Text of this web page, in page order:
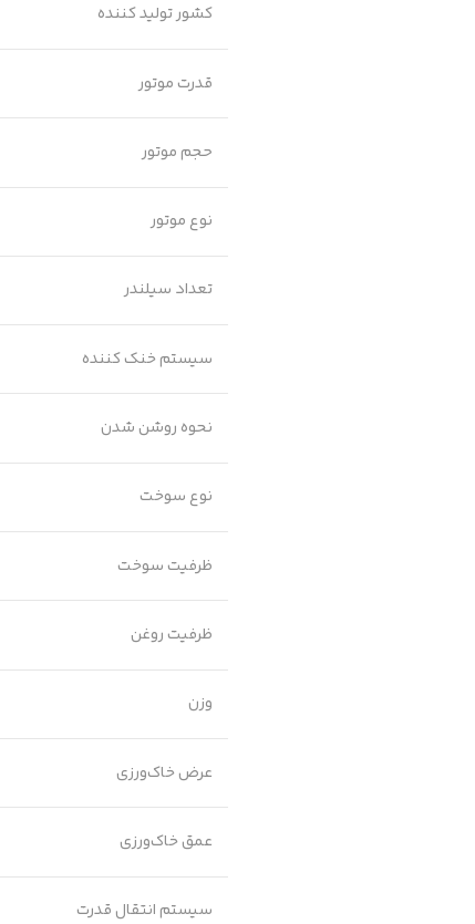
کشور تولید کننده
قدرت موتور
حجم موتور
نوع موتور
تعداد سیلندر
سیستم خنک کننده
نحوه روشن شدن
نوع سوخت
ظرفیت سوخت
ظرفیت روغن
وزن
عرض خاک‌ورزی
عمق خاک‌ورزی
سیستم انتقال قدرت